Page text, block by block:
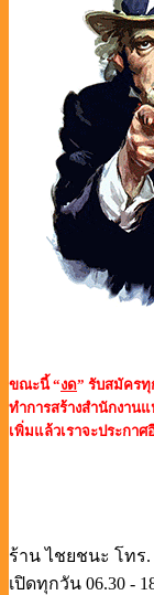
ขณะนี้ “งด” รับสมัครทุ
ทำการสร้างสำนักงาน
เพิ่มแล้วเราจะประกา
ร้าน ไชยชนะ โทร.
เปิดทุกวัน 06.30 -